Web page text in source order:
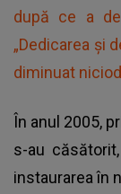
după ce a
„Dedicarea şi
diminuat
În anul 2005,
s-au
instaurarea în